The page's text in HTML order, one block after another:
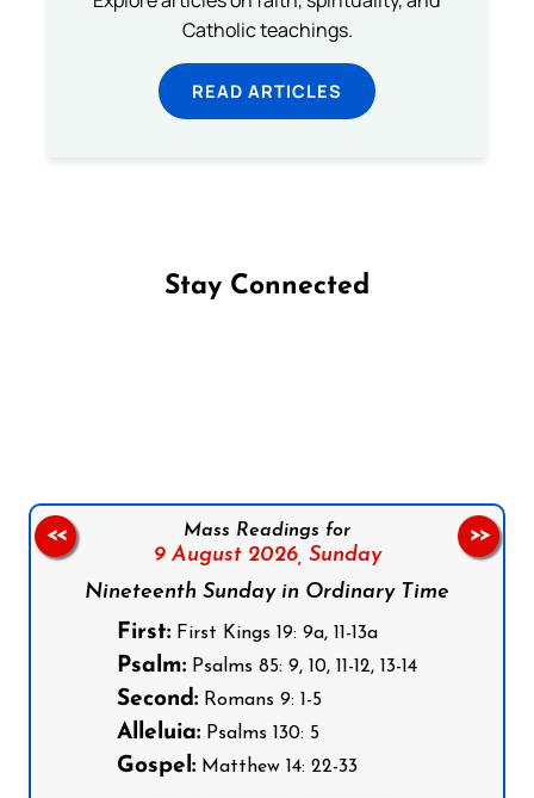
Catholic teachings.
READ ARTICLES
Stay Connected
Mass Readings for
9 August 2026, Sunday
Nineteenth Sunday in Ordinary Time
First: First Kings 19: 9a, 11-13a
Psalm: Psalms 85: 9, 10, 11-12, 13-14
Second: Romans 9: 1-5
Alleluia: Psalms 130: 5
Gospel: Matthew 14: 22-33
<< >>